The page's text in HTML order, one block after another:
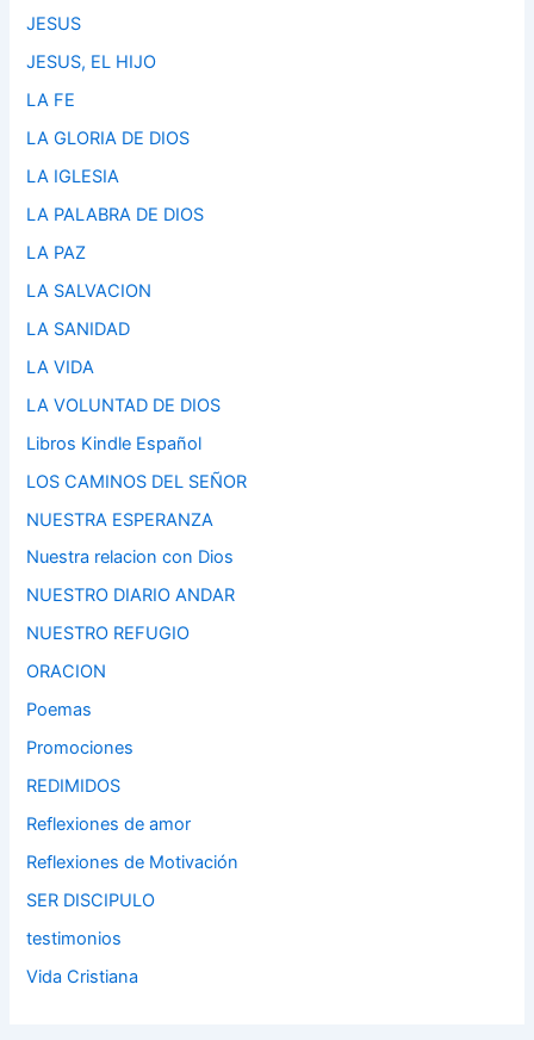
JESUS
JESUS, EL HIJO
LA FE
LA GLORIA DE DIOS
LA IGLESIA
LA PALABRA DE DIOS
LA PAZ
LA SALVACION
LA SANIDAD
LA VIDA
LA VOLUNTAD DE DIOS
Libros Kindle Español
LOS CAMINOS DEL SEÑOR
NUESTRA ESPERANZA
Nuestra relacion con Dios
NUESTRO DIARIO ANDAR
NUESTRO REFUGIO
ORACION
Poemas
Promociones
REDIMIDOS
Reflexiones de amor
Reflexiones de Motivación
SER DISCIPULO
testimonios
Vida Cristiana